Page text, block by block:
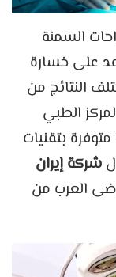
السمنة
على خسارة
النتائج من
الطبي
بتقنيات
شركة إيران
العرب من